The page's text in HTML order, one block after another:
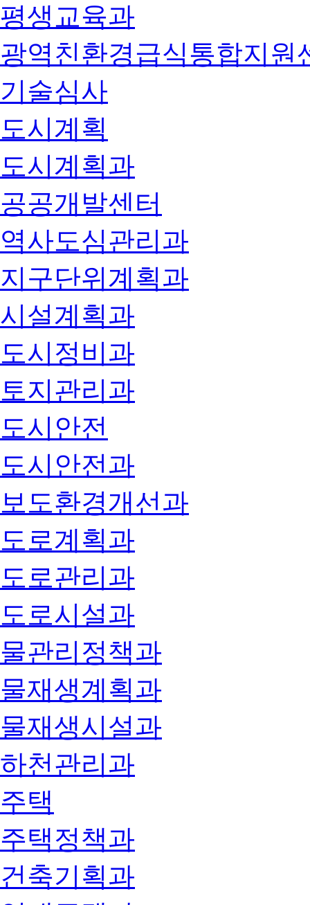
평생교육과
광역친환경급식통합지원
기술심사
도시계획
도시계획과
공공개발센터
역사도심관리과
지구단위계획과
시설계획과
도시정비과
토지관리과
도시안전
도시안전과
보도환경개선과
도로계획과
도로관리과
도로시설과
물관리정책과
물재생계획과
물재생시설과
하천관리과
주택
주택정책과
건축기획과